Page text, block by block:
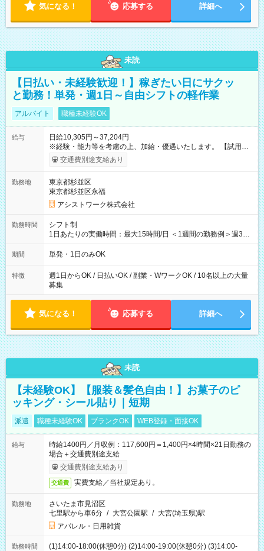
気になる！ 応募する 詳細へ
未読
【日払い・未経験歓迎！】稼ぎたい日にサクッ
と勤務！単発・週1日～自由シフトの軽作業
アルバイト 職種未経験OK
給与
日給10,305円～37,204円
※経験・能力等を考慮の上、加給・優遇いたします。 【試用期
間】試用期間なし
交通費別途支給あり
勤務地
東京都杉並区
東京都杉並区永福
アシストワーク株式会社
勤務時間
シフト制
1日あたりの実働時間：最大15時間/日 ＜1週間の勤務例＞週3回
勤務 勤務：月・水・金 休み：火・木・土・日 好きな時にお仕事
可能です！ ※1日あたりの最大実働時間は日勤、夜勤共に勤務し
期間 単発・1日のみOK
特徴
週1日からOK / 日払いOK / 副業・WワークOK / 10名以上の大量
募集
気になる！ 応募する 詳細へ
未読
【未経験OK】【服装＆髪色自由！】お菓子のピ
ッキング・シール貼り｜短期
派遣 職種未経験OK ブランクOK WEB登録・面接OK
給与
時給1400円／月収例：117,600円＝1,400円×4時間×21日勤務の
場合＋交通費別途支給
交通費別途支給あり
交通費 実費支給／当社規定あり。
勤務地
さいたま市見沼区
七里駅から車6分 / 大宮公園駅 / 大宮(埼玉県)駅
アパレル・日用雑貨
勤務時間
(1)14:00-18:00(休憩0分) (2)14:00-19:00(休憩0分) (3)14:00-